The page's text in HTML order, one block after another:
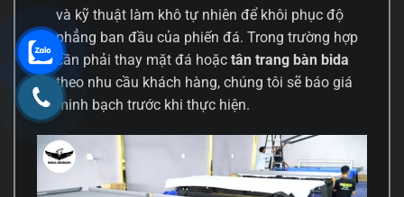
và kỹ thuật làm khô tự nhiên để khôi phục độ
phẳng ban đầu của phiến đá. Trong trường hợp
cần phải thay mặt đá hoặc tân trang bàn bida
theo nhu cầu khách hàng, chúng tôi sẽ báo giá
minh bạch trước khi thực hiện.